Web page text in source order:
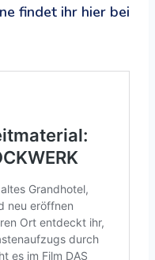
findet ihr hier bei